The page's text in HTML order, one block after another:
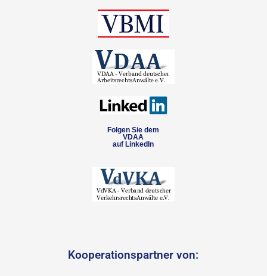
Folgen Sie dem
VDAA
auf LinkedIn
Kooperationspartner von: